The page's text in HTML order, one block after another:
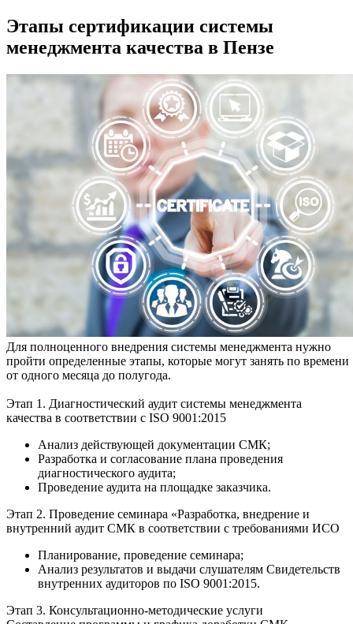
Этапы сертификации системы
менеджмента качества в Пензе
Для полноценного внедрения системы менеджмента нужно
пройти определенные этапы, которые могут занять по времени
от одного месяца до полугода.
Этап 1. Диагностический аудит системы менеджмента
качества в соответствии с ISO 9001:2015
Анализ действующей документации СМК;
Разработка и согласование плана проведения
диагностического аудита;
Проведение аудита на площадке заказчика.
Этап 2. Проведение семинара «Разработка, внедрение и
внутренний аудит СМК в соответствии с требованиями ИСО
Планирование, проведение семинара;
Анализ результатов и выдачи слушателям Свидетельств
внутренних аудиторов по ISO 9001:2015.
Этап 3. Консультационно-методические услуги